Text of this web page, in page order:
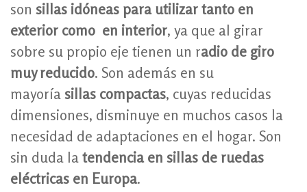
son sillas idóneas para utilizar tanto en
exterior como en interior, ya que al girar
sobre su propio eje tienen un radio de giro
muy reducido. Son además en su
mayoría sillas compactas, cuyas reducidas
dimensiones, disminuye en muchos casos la
necesidad de adaptaciones en el hogar. Son
sin duda la tendencia en sillas de ruedas
eléctricas en Europa.